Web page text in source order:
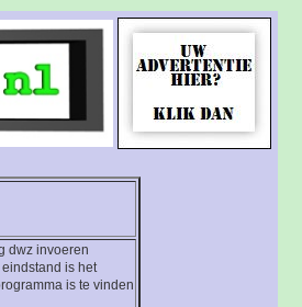
dwz invoeren
is het
is te vinden